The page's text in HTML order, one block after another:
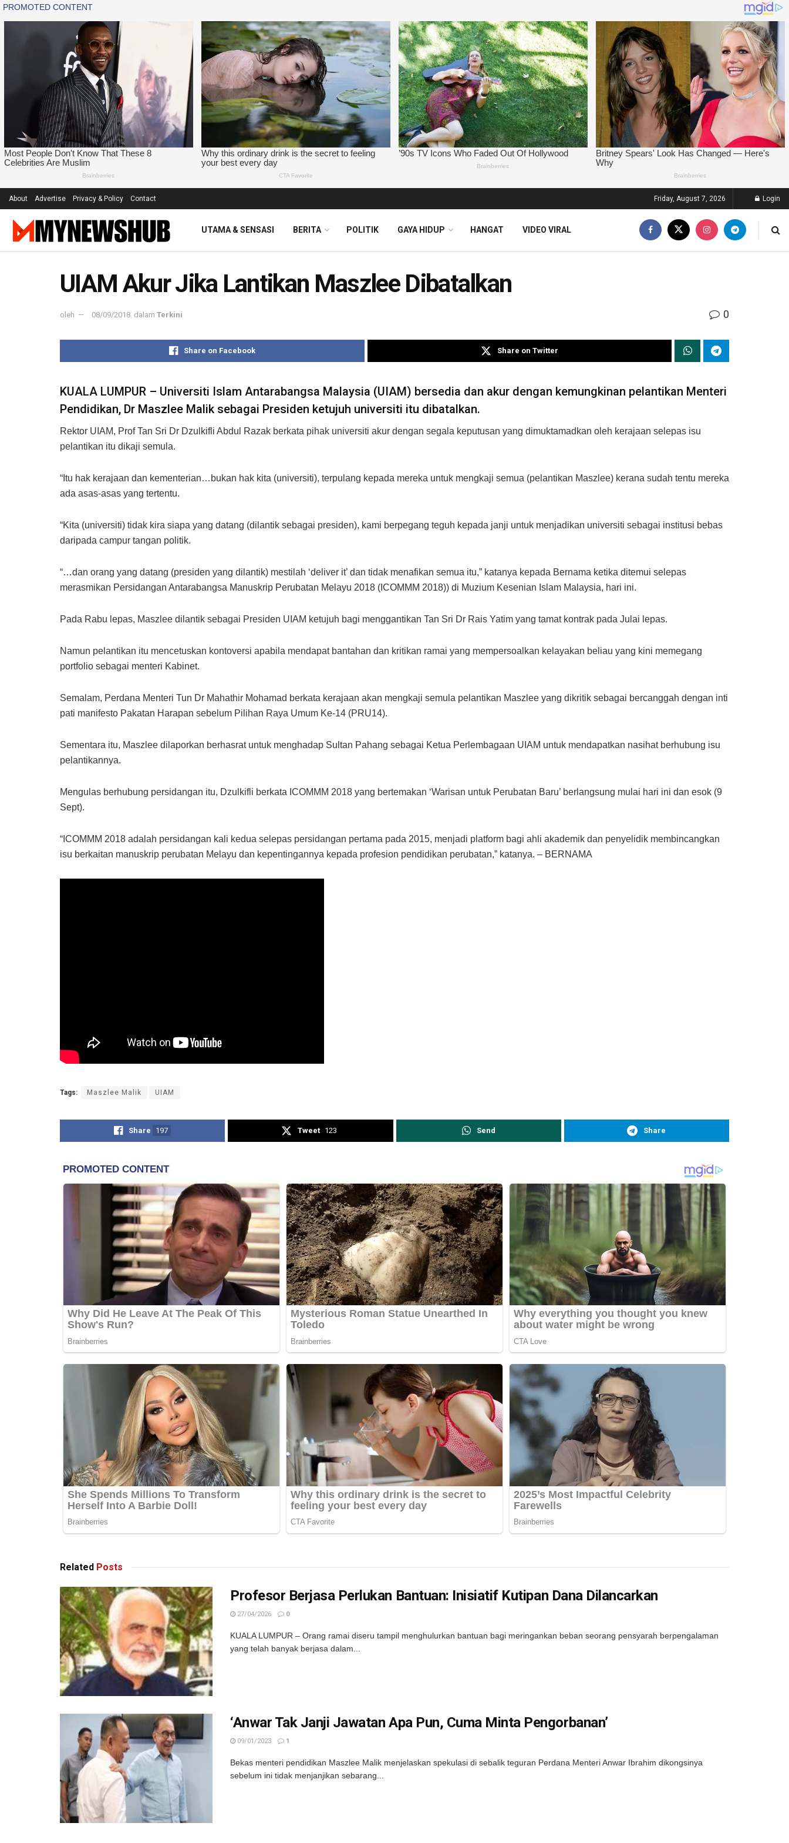
About Advertise Privacy & Policy Contact Friday, August 7, 2026 Login
UTAMA & SENSASI BERITA POLITIK GAYA HIDUP HANGAT VIDEO VIRAL
UIAM Akur Jika Lantikan Maszlee Dibatalkan
oleh 08/09/2018 dalam Terkini 0
Share on Facebook Share on Twitter
KUALA LUMPUR – Universiti Islam Antarabangsa Malaysia (UIAM) bersedia dan akur dengan kemungkinan pelantikan Menteri
Pendidikan, Dr Maszlee Malik sebagai Presiden ketujuh universiti itu dibatalkan.
Rektor UIAM, Prof Tan Sri Dr Dzulkifli Abdul Razak berkata pihak universiti akur dengan segala keputusan yang dimuktamadkan oleh kerajaan selepas isu
pelantikan itu dikaji semula.
“Itu hak kerajaan dan kementerian…bukan hak kita (universiti), terpulang kepada mereka untuk mengkaji semua (pelantikan Maszlee) kerana sudah tentu mereka
ada asas-asas yang tertentu.
“Kita (universiti) tidak kira siapa yang datang (dilantik sebagai presiden), kami berpegang teguh kepada janji untuk menjadikan universiti sebagai institusi bebas
daripada campur tangan politik.
“…dan orang yang datang (presiden yang dilantik) mestilah ‘deliver it’ dan tidak menafikan semua itu,” katanya kepada Bernama ketika ditemui selepas
merasmikan Persidangan Antarabangsa Manuskrip Perubatan Melayu 2018 (ICOMMM 2018)) di Muzium Kesenian Islam Malaysia, hari ini.
Pada Rabu lepas, Maszlee dilantik sebagai Presiden UIAM ketujuh bagi menggantikan Tan Sri Dr Rais Yatim yang tamat kontrak pada Julai lepas.
Namun pelantikan itu mencetuskan kontoversi apabila mendapat bantahan dan kritikan ramai yang mempersoalkan kelayakan beliau yang kini memegang
portfolio sebagai menteri Kabinet.
Semalam, Perdana Menteri Tun Dr Mahathir Mohamad berkata kerajaan akan mengkaji semula pelantikan Maszlee yang dikritik sebagai bercanggah dengan inti
pati manifesto Pakatan Harapan sebelum Pilihan Raya Umum Ke-14 (PRU14).
Sementara itu, Maszlee dilaporkan berhasrat untuk menghadap Sultan Pahang sebagai Ketua Perlembagaan UIAM untuk mendapatkan nasihat berhubung isu
pelantikannya.
Mengulas berhubung persidangan itu, Dzulkifli berkata ICOMMM 2018 yang bertemakan ‘Warisan untuk Perubatan Baru’ berlangsung mulai hari ini dan esok (9
Sept).
“ICOMMM 2018 adalah persidangan kali kedua selepas persidangan pertama pada 2015, menjadi platform bagi ahli akademik dan penyelidik membincangkan
isu berkaitan manuskrip perubatan Melayu dan kepentingannya kepada profesion pendidikan perubatan,” katanya. – BERNAMA
Tags: Maszlee Malik UIAM
Share 197 Tweet 123 Send Share
Related Posts
Profesor Berjasa Perlukan Bantuan: Inisiatif Kutipan Dana Dilancarkan
27/04/2026 0
KUALA LUMPUR – Orang ramai diseru tampil menghulurkan bantuan bagi meringankan beban seorang pensyarah berpengalaman
yang telah banyak berjasa dalam...
‘Anwar Tak Janji Jawatan Apa Pun, Cuma Minta Pengorbanan’
09/01/2023 1
Bekas menteri pendidikan Maszlee Malik menjelaskan spekulasi di sebalik teguran Perdana Menteri Anwar Ibrahim dikongsinya
sebelum ini tidak menjanjikan sebarang...